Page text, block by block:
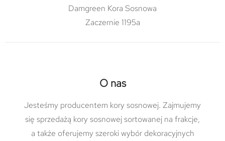
Damgreen Kora Sosnowa
Zaczernie 1195a
O nas
Jesteśmy producentem kory sosnowej. Zajmujemy
się sprzedażą kory sosnowej sortowanej na frakcje,
a także oferujemy szeroki wybór dekoracyjnych